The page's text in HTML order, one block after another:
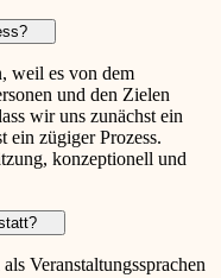
weil es von dem
und den Zielen
wir uns zunächst ein
ein zügiger Prozess.
konzeptionell und
Veranstaltungssprachen